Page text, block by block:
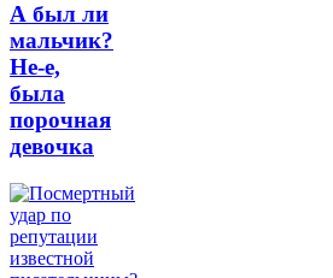
А был ли
мальчик?
Не-е,
была
порочная
девочка